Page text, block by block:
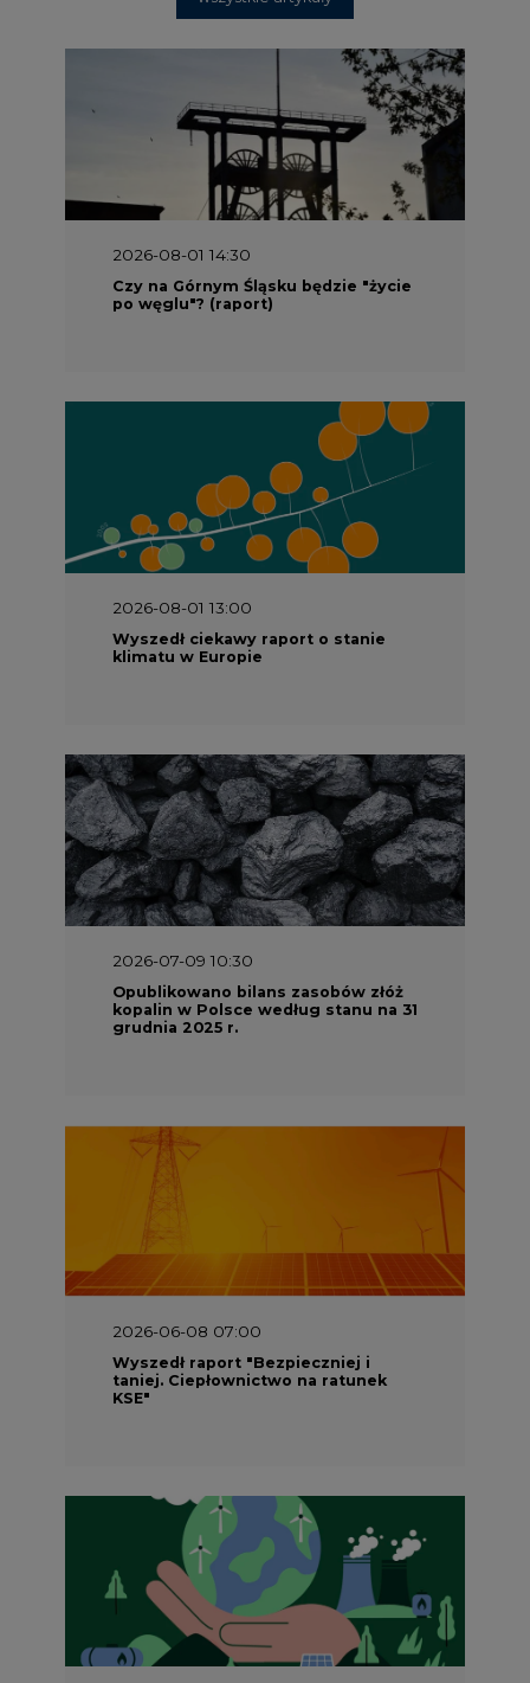
2026-08-01 14:30
Czy na Górnym Śląsku będzie "życie
po węglu"? (raport)
2026-08-01 13:00
Wyszedł ciekawy raport o stanie
klimatu w Europie
2026-07-09 10:30
Opublikowano bilans zasobów złóż
kopalin w Polsce według stanu na 31
grudnia 2025 r.
2026-06-08 07:00
taniej. Ciepłownictwo na ratunek
KSE"
2026-05-23 16:00
Wyszedł raport „Przez gaz do OZE.
Dekarbonizacja ciepłownictwa
systemowego w Polsce”